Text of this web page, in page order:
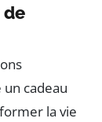
de
cadeau
la vie